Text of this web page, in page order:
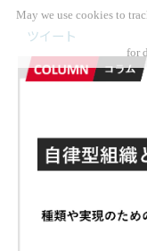
ツイート
May we use cookies to
for